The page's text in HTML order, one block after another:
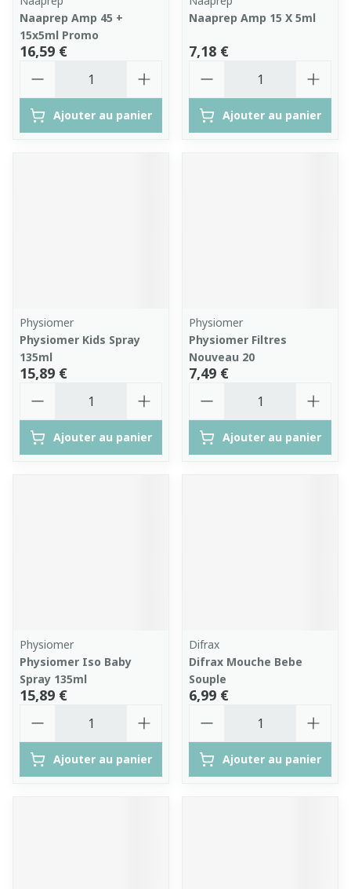
Naaprep Amp 45 +
15x5ml Promo
16,59 €
Ajouter au panier
Naaprep Amp 15 X 5ml
7,18 €
Ajouter au panier
Physiomer
Physiomer Kids Spray
135ml
15,89 €
Ajouter au panier
Physiomer
Physiomer Filtres
Nouveau 20
7,49 €
Ajouter au panier
Physiomer
Physiomer Iso Baby
Spray 135ml
15,89 €
Ajouter au panier
Difrax
Difrax Mouche Bebe
Souple
6,99 €
Ajouter au panier